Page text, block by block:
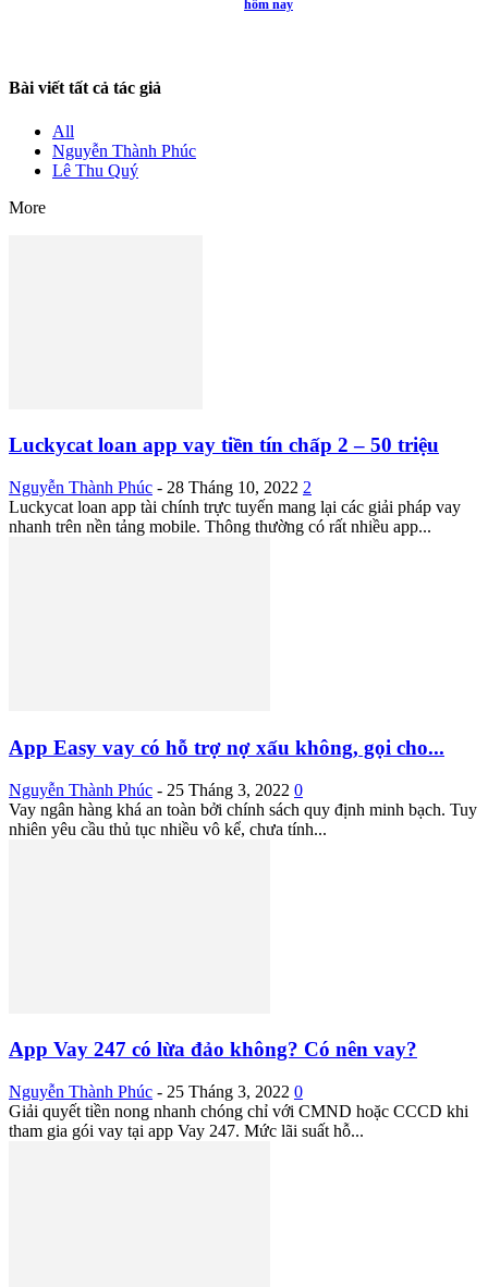
hôm nay
Bài viết tất cả tác giả
All
Nguyễn Thành Phúc
Lê Thu Quý
More
Luckycat loan app vay tiền tín chấp 2 – 50 triệu
Nguyễn Thành Phúc - 28 Tháng 10, 2022 2
Luckycat loan app tài chính trực tuyến mang lại các giải pháp vay
nhanh trên nền tảng mobile. Thông thường có rất nhiều app...
App Easy vay có hỗ trợ nợ xấu không, gọi cho...
Nguyễn Thành Phúc - 25 Tháng 3, 2022 0
Vay ngân hàng khá an toàn bởi chính sách quy định minh bạch. Tuy
nhiên yêu cầu thủ tục nhiều vô kể, chưa tính...
App Vay 247 có lừa đảo không? Có nên vay?
Nguyễn Thành Phúc - 25 Tháng 3, 2022 0
Giải quyết tiền nong nhanh chóng chỉ với CMND hoặc CCCD khi
tham gia gói vay tại app Vay 247. Mức lãi suất hỗ...